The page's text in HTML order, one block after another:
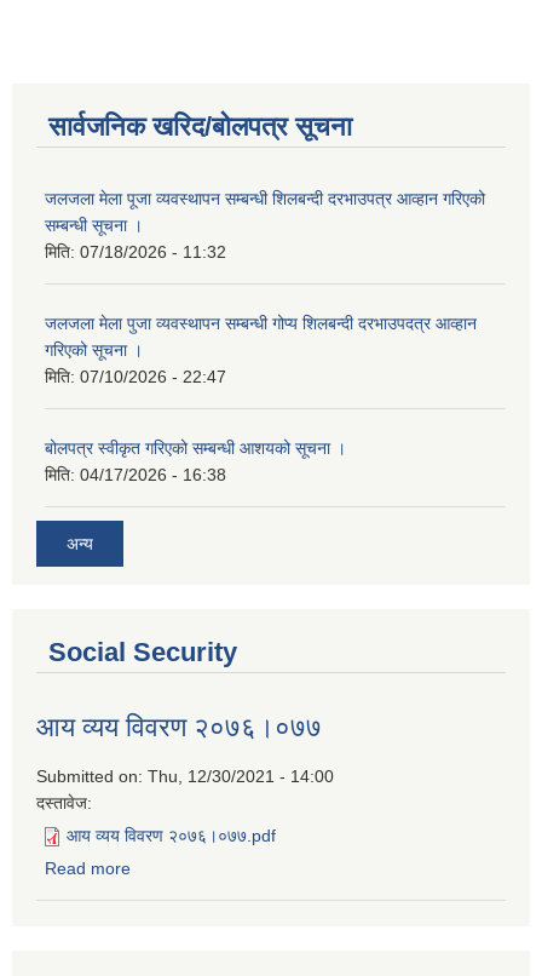
सार्वजनिक खरिद/बोलपत्र सूचना
जलजला मेला पूजा व्यवस्थापन सम्बन्धी शिलबन्दी दरभाउपत्र आव्हान गरिएको
सम्बन्धी सूचना ।
मिति: 07/18/2026 - 11:32
जलजला मेला पुजा व्यवस्थापन सम्बन्धी गोप्य शिलबन्दी दरभाउपदत्र आव्हान
गरिएको सूचना ।
मिति: 07/10/2026 - 22:47
बोलपत्र स्वीकृत गरिएको सम्बन्धी आशयको सूचना ।
मिति: 04/17/2026 - 16:38
अन्य
Social Security
आय व्यय विवरण २०७६।०७७
Submitted on: Thu, 12/30/2021 - 14:00
दस्तावेज:
आय व्यय विवरण २०७६।०७७.pdf
Read more